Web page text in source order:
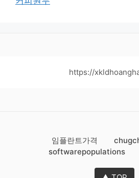
https://
임플란트가격
softwarepopulations